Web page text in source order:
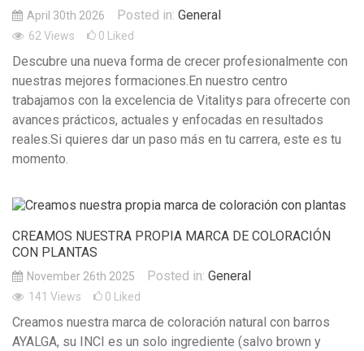
Posted in: General
April 30th 2026
62 Views 0 Liked
Descubre una nueva forma de crecer profesionalmente con
nuestras mejores formaciones.En nuestro centro
trabajamos con la excelencia de Vitalitys para ofrecerte con
avances prácticos, actuales y enfocadas en resultados
reales.Si quieres dar un paso más en tu carrera, este es tu
momento.
CREAMOS NUESTRA PROPIA MARCA DE COLORACIÓN
CON PLANTAS
Posted in: General
November 26th 2025
141 Views 0 Liked
Creamos nuestra marca de coloración natural con barros
AYALGA, su INCI es un solo ingrediente (salvo brown y